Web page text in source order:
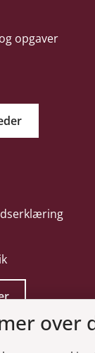
opgaver
over